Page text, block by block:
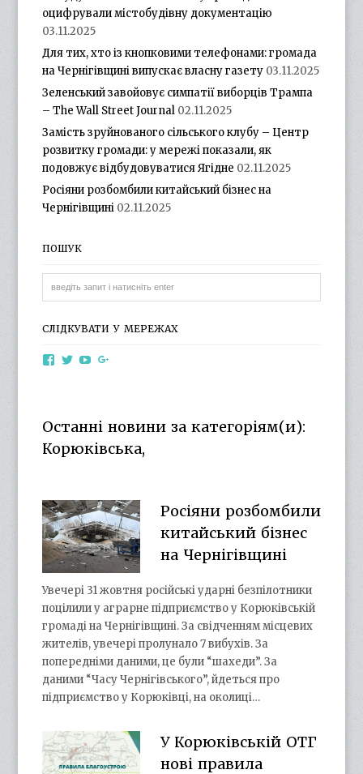
оцифрували містобудівну документацію
03.11.2025
Для тих, хто із кнопковими телефонами: громада
на Чернігівщині випускає власну газету 03.11.2025
Зеленський завойовує симпатії виборців Трампа
– The Wall Street Journal 02.11.2025
Замість зруйнованого сільського клубу – Центр
розвитку громади: у мережі показали, як
подовжує відбудовуватися Ягідне 02.11.2025
Росіяни розбомбили китайський бізнес на
Чернігівщині 02.11.2025
ПОШУК
СЛІДКУВАТИ У МЕРЕЖАХ
ViewViewView
YouTube
Останні новини за категоріям(и):
Корюківська,
Росіяни розбомбили
китайський бізнес
на Чернігівщині
Увечері 31 жовтня російські ударні безпілотники
поцілили у аграрне підприємство у Корюківській
громаді на Чернігівщині. За свідченням місцевих
жителів, увечері пролунало 7 вибухів. За
попередніми даними, це були “шахеди”. За
даними “Часу Чернігівського”, йдеться про
підприємство у Корюківці, на околиці…
У Корюківській ОТГ
нові правила